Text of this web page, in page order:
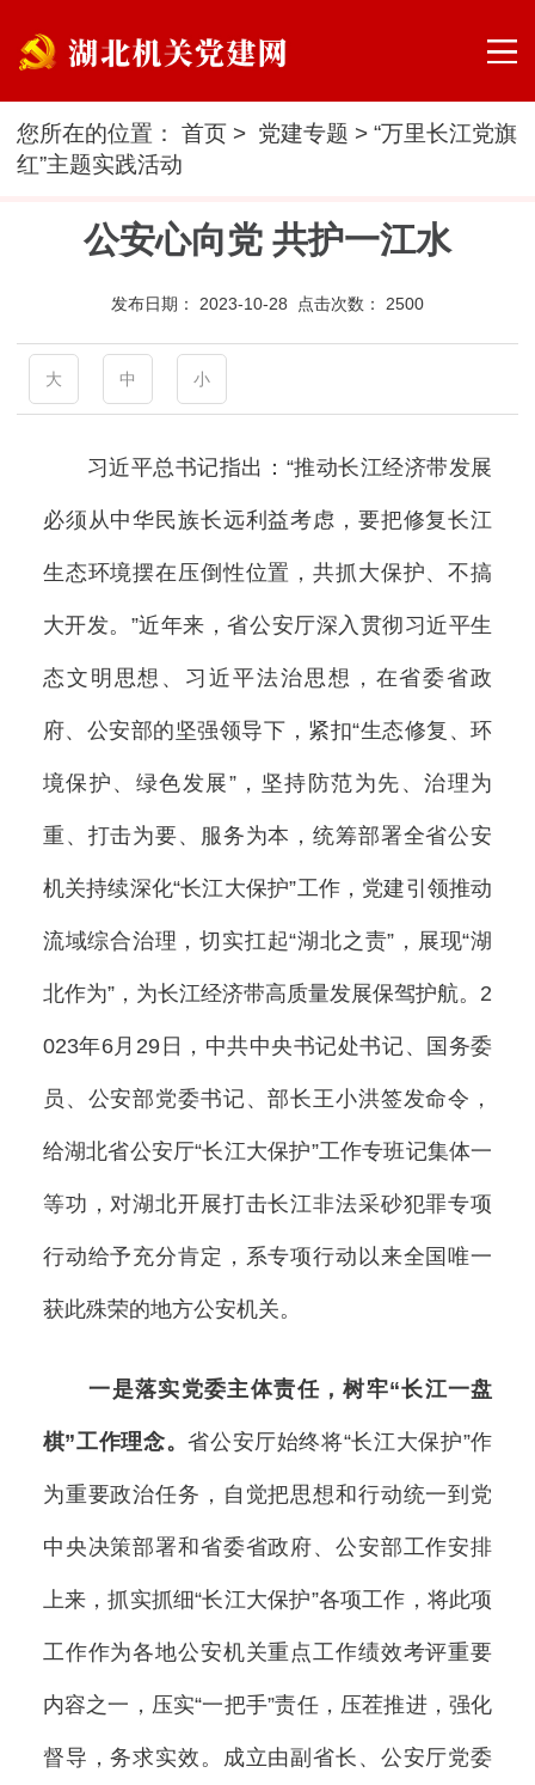
您所在的位置：首页 > 党建专题 >“万里长江党旗
红”主题实践活动
公安心向党 共护一江水
发布日期： 2023-10-28 点击次数： 2500
大 中 小
习近平总书记指出：“推动长江经济带发展
必须从中华民族长远利益考虑，要把修复长江
生态环境摆在压倒性位置，共抓大保护、不搞
大开发。”近年来，省公安厅深入贯彻习近平生
态文明思想、习近平法治思想，在省委省政
府、公安部的坚强领导下，紧扣“生态修复、环
境保护、绿色发展”，坚持防范为先、治理为
重、打击为要、服务为本，统筹部署全省公安
机关持续深化“长江大保护”工作，党建引领推动
流域综合治理，切实扛起“湖北之责”，展现“湖
北作为”，为长江经济带高质量发展保驾护航。2
023年6月29日，中共中央书记处书记、国务委
员、公安部党委书记、部长王小洪签发命令，
给湖北省公安厅“长江大保护”工作专班记集体一
等功，对湖北开展打击长江非法采砂犯罪专项
行动给予充分肯定，系专项行动以来全国唯一
获此殊荣的地方公安机关。
一是落实党委主体责任，树牢“长江一盘
棋”工作理念。省公安厅始终将“长江大保护”作
为重要政治任务，自觉把思想和行动统一到党
中央决策部署和省委省政府、公安部工作安排
上来，抓实抓细“长江大保护”各项工作，将此项
工作作为各地公安机关重点工作绩效考评重要
内容之一，压实“一把手”责任，压茬推进，强化
督导，务求实效。成立由副省长、公安厅党委